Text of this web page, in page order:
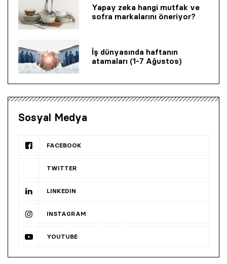
Yapay zeka hangi mutfak ve
sofra markalarını öneriyor?
İş dünyasında haftanın
atamaları (1-7 Ağustos)
Sosyal Medya
FACEBOOK
TWITTER
LINKEDIN
INSTAGRAM
YOUTUBE